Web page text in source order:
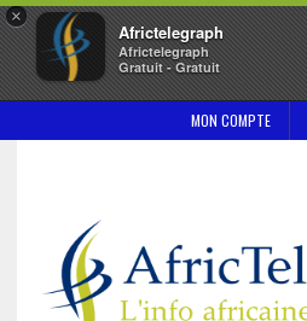
×
Africtelegraph
Africtelegraph
Gratuit - Gratuit
MON COMPTE